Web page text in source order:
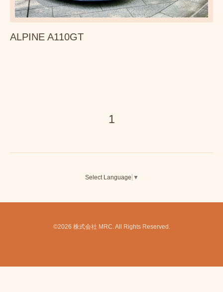
ALPINE A110GT
1
Select Language ▼
©2026 株式会社 MRC. All Rights Reserved.